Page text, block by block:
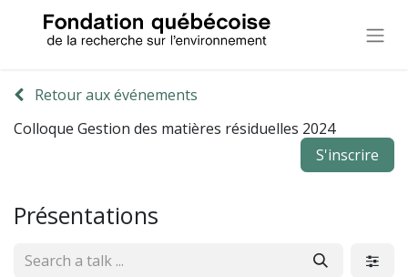
Retour aux événements
Colloque Gestion des matières résiduelles 2024
S'inscrire
Présentations